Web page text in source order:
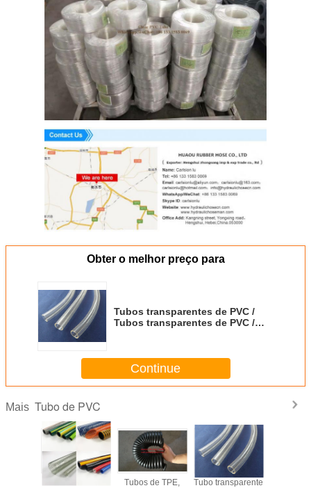
Obter o melhor preço para
Tubos transparentes de PVC /
Tubos transparentes de PVC /
Continue
Mais Tubo de PVC
Tubos de TPE, Tubo transparente